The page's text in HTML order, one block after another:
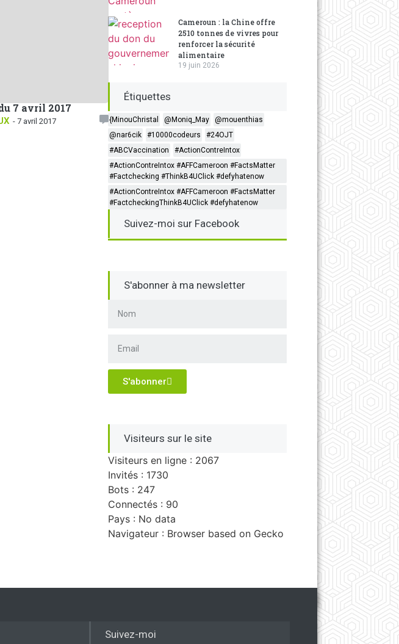
7 avril 2017
- 7 avril 2017
Cameroun : la Chine offre
2510 tonnes de vivres pour
renforcer la sécurité
alimentaire
19 juin 2026
Étiquettes
{MinouChristal @Moniq_May
@mouenthias
@nar6cik
#10000codeurs
#24OJT
#ABCVaccination
#ActionContreIntox
#ActionContreIntox #AFFCameroon #FactsMatter
#Factchecking #ThinkB4UClick #defyhatenow
#ActionContreIntox #AFFCameroon #FactsMatter
#FactcheckingThinkB4UClick #defyhatenow
Suivez-moi sur Facebook
S'abonner à ma newsletter
S'abonner
Visiteurs sur le site
Visiteurs en ligne : 2067
Invités : 1730
Bots : 247
Connectés : 90
Pays : No data
Navigateur : Browser based on Gecko
Suivez-moi